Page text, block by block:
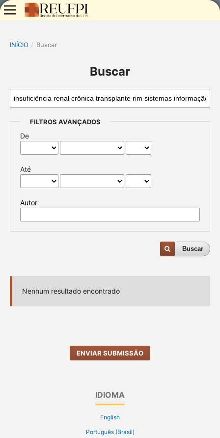
INÍCIO / Buscar
Buscar
FILTROS AVANÇADOS
De
Até
Autor
Buscar
Nenhum resultado encontrado
ENVIAR SUBMISSÃO
IDIOMA
English
Português (Brasil)